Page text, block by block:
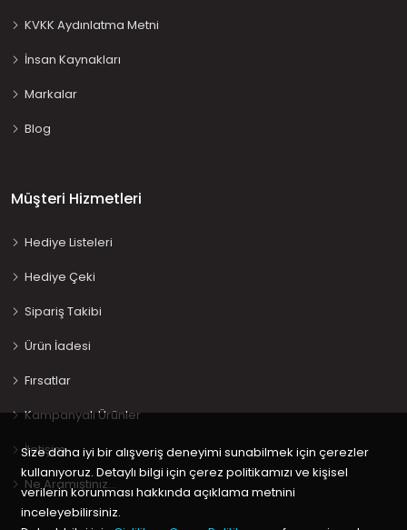
KVKK Aydınlatma Metni
İnsan Kaynakları
Markalar
Blog
Müşteri Hizmetleri
Hediye Listeleri
Hediye Çeki
Sipariş Takibi
Ürün İadesi
Fırsatlar
Kampanyalı Ürünler
İletişim
Ne Aramıştınız…
Size daha iyi bir alışveriş deneyimi sunabilmek için çerezler
kullanıyoruz. Detaylı bilgi için çerez politikamızı ve kişisel
verilerin korunması hakkında açıklama metnini
inceleyebilirsiniz.